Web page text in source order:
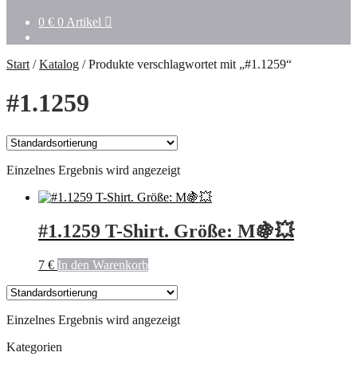
0 € 0 Artikel
Start /Katalog /Produkte verschlagwortet mit „#1.1259“
#1.1259
Einzelnes Ergebnis wird angezeigt
#1.1259 T-Shirt. Größe: M🍇💥
7 € In den Warenkorb
Einzelnes Ergebnis wird angezeigt
Kategorien